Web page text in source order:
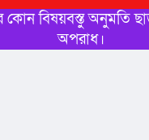
বিষয়বস্তু অনুমতি
অপরাধ।